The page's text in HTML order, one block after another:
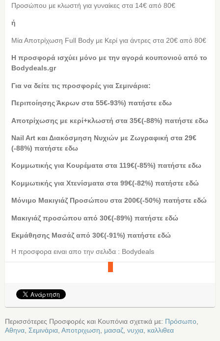
Προσώπου με κλωστή για γυναίκες στα 14€ από 80€
ή
Μία Αποτρίχωση Full Body με Κερί για άντρες στα 20€ από 80€
Η προσφορά ισχύει μόνο με την αγορά κουπονιού από τo
Bodydeals.gr
Για να δείτε τις προσφορές για Σεμινάρια:
Περιποίησης Άκρων στα 55€-93%) πατήστε εδω
Αποτρίχωσης με κερί+κλωστή στα 35€(-88%) πατήστε εδω
Nail Art και Διακόσμηση Νυχιών με Ζωγραφική στα 29€
(-88%) πατήστε εδω
Κομμωτικής για Κουρέματα στα 119€(-85%) πατήστε εδω
Κομμωτικής για Χτενίσματα στα 99€(-82%) πατήστε εδώ
Μόνιμο Μακιγιάζ Προσώπου στα 200€(-50%) πατήστε εδώ
Μακιγιάζ προσώπου από 30€(-89%) πατήστε εδώ
Εκμάθησης Μασάζ από 30€(-91%) πατήστε εδώ
Η προσφορα ειναι απο την σελιδα : Bodydeals
Περισσότερες Προσφορές και Κουπόνια σχετικά με: Πρόσωπο
Αθηνα Σεμινάρια Αποτριχωση μασαζ νυχια καλλιθεα